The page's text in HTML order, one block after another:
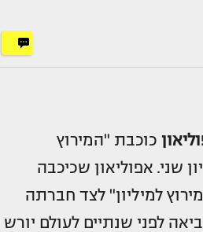
כוכבת "המירוץ
שני. אפוליאון שכיכבה
למיליון" לצד חברתה
לפני שנתיים לעולם יורש